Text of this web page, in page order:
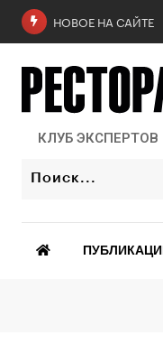
НОВОЕ НА САЙТЕ
КЛУБ ЭКСПЕРТОВ